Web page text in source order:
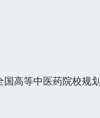
国高等中医药院校规